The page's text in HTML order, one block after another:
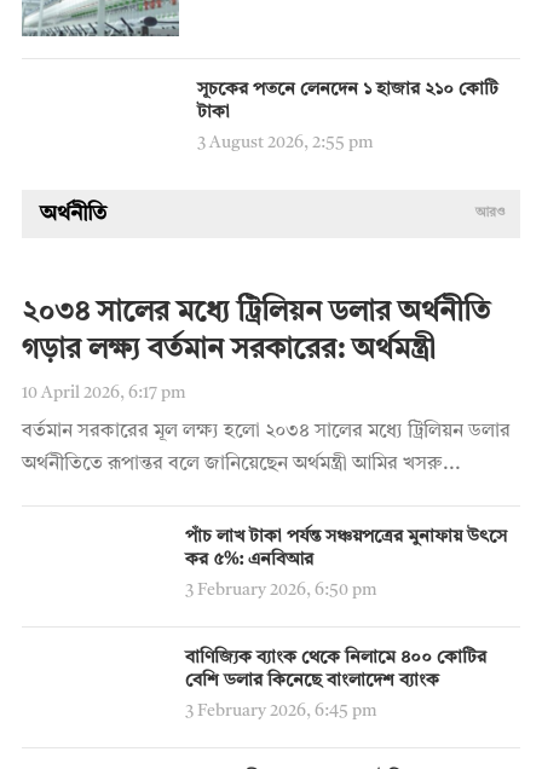
সূচকের পতনে লেনদেন ১ হাজার ২১০ কোটি
টাকা
3 August 2026, 2:55 pm
অর্থনীতি আরও
২০৩৪ সালের মধ্যে ট্রিলিয়ন ডলার অর্থনীতি
গড়ার লক্ষ্য বর্তমান সরকারের: অর্থমন্ত্রী
10 April 2026, 6:17 pm
বর্তমান সরকারের মূল লক্ষ্য হলো ২০৩৪ সালের মধ্যে ট্রিলিয়ন ডলার
অর্থনীতিতে রূপান্তর বলে জানিয়েছেন অর্থমন্ত্রী আমির খসরু...
পাঁচ লাখ টাকা পর্যন্ত সঞ্চয়পত্রের মুনাফায় উৎসে
কর ৫%: এনবিআর
3 February 2026, 6:50 pm
বাণিজ্যিক ব্যাংক থেকে নিলামে ৪০০ কোটির
বেশি ডলার কিনেছে বাংলাদেশ ব্যাংক
3 February 2026, 6:45 pm